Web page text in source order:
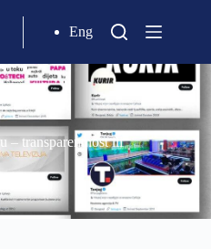
Eng
– transparentnost ili